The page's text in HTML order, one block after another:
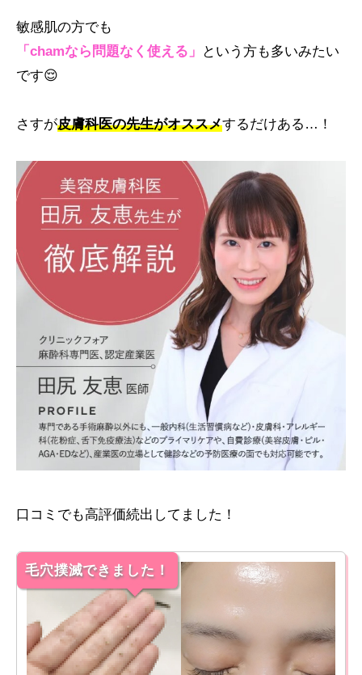
敏感肌の方でも
「chamなら問題なく使える」
という方も多いみたい
です😌
さすが皮膚科医の先生がオススメするだけある…！
口コミでも高評価続出してました！
毛穴撲滅できました！